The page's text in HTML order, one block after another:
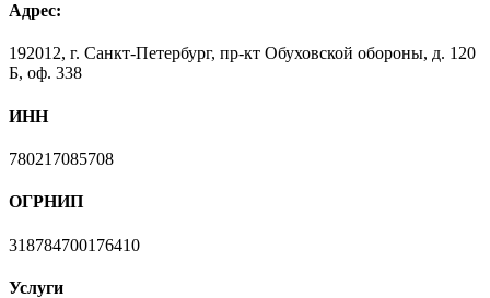
Адрес:
192012, г. Санкт-Петербург, пр-кт Обуховской обороны, д. 120
Б, оф. 338
ИНН
780217085708
ОГРНИП
318784700176410
Услуги